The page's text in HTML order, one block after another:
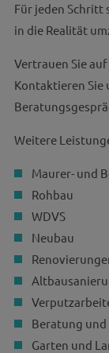
Für jeden Schritt
in die Realität
Vertrauen Sie
Kontaktieren Sie
Weitere
Maurer- und
Rohbau
WDVS
Neubau
Beratung
Garten und